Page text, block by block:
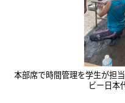
本部席で時間管理を学生が担
ビー日本